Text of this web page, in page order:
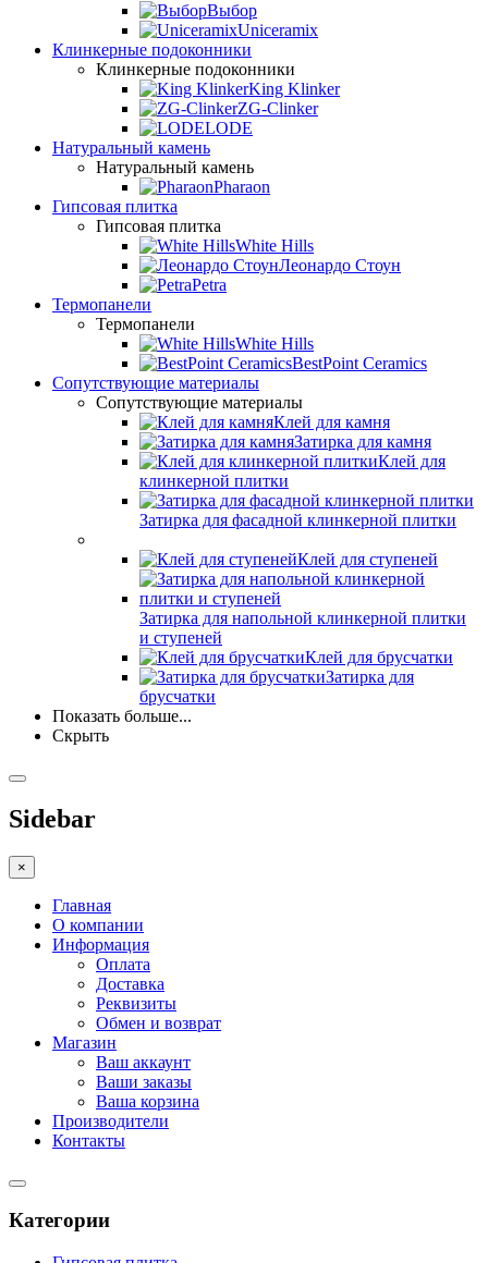
Выбор
Uniceramix
Клинкерные подоконники
Клинкерные подоконники
King Klinker
ZG-Clinker
LODE
Натуральный камень
Натуральный камень
Pharaon
Гипсовая плитка
Гипсовая плитка
White Hills
Леонардо Стоун
Petra
Термопанели
Термопанели
White Hills
BestPoint Ceramics
Сопутствующие материалы
Сопутствующие материалы
Клей для камня
Затирка для камня
Клей для
клинкерной плитки
Затирка для фасадной клинкерной плитки
Клей для ступеней
Затирка для напольной клинкерной плитки
и ступеней
Клей для брусчатки
Затирка для
брусчатки
Показать больше...
Скрыть
Sidebar
×
Главная
О компании
Информация
Оплата
Доставка
Реквизиты
Обмен и возврат
Магазин
Ваш аккаунт
Ваши заказы
Ваша корзина
Производители
Контакты
Категории